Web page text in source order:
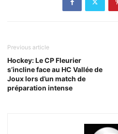
Previous article
Hockey: Le CP Fleurier
s’incline face au HC Vallée de
Joux lors d’un match de
préparation intense